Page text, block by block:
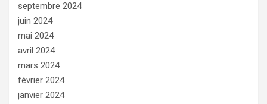
septembre 2024
juin 2024
mai 2024
avril 2024
mars 2024
février 2024
janvier 2024